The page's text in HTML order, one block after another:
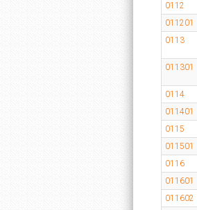
0112
011201
0113
011301
0114
011401
0115
011501
0116
011601
011602